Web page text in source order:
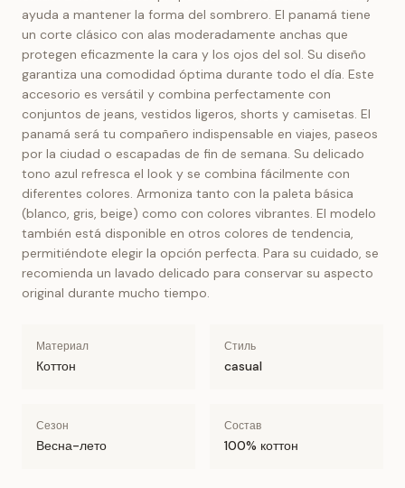
ayuda a mantener la forma del sombrero. El panamá tiene
un corte clásico con alas moderadamente anchas que
protegen eficazmente la cara y los ojos del sol. Su diseño
garantiza una comodidad óptima durante todo el día. Este
accesorio es versátil y combina perfectamente con
conjuntos de jeans, vestidos ligeros, shorts y camisetas. El
panamá será tu compañero indispensable en viajes, paseos
por la ciudad o escapadas de fin de semana. Su delicado
tono azul refresca el look y se combina fácilmente con
diferentes colores. Armoniza tanto con la paleta básica
(blanco, gris, beige) como con colores vibrantes. El modelo
también está disponible en otros colores de tendencia,
permitiéndote elegir la opción perfecta. Para su cuidado, se
recomienda un lavado delicado para conservar su aspecto
original durante mucho tiempo.
Материал
Коттон
Стиль
casual
Сезон
Весна-лето
Состав
100% коттон